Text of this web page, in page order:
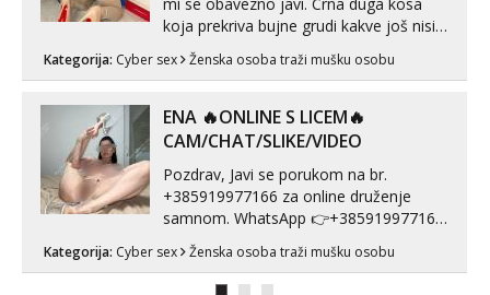
koja prekriva bujne grudi kakve još nisi
vidio, čista ŠESTICA! A usne? O usnama
bolje da ni ne pričam. Prave pune usne
vjeruj mi, takve još nisi vidio. Uvijek sam
spremna za ONLOINE zabavu...
Kategorija: Cyber sex Ženska osoba traži mušku osobu
ENA 🔥ONLINE S LICEM🔥
CAM/CHAT/SLIKE/VIDEO
Pozdrav, Javi se porukom na br.
+385919977166 za online druženje
samnom. WhatsApp 👉+385919977166
Telegram 👉@enafriedrichkis Radim
videopozive s licem, solo i s partnerom,
kolegicama (Tina&Natali), razne
Kategorija: Cyber sex Ženska osoba traži mušku osobu